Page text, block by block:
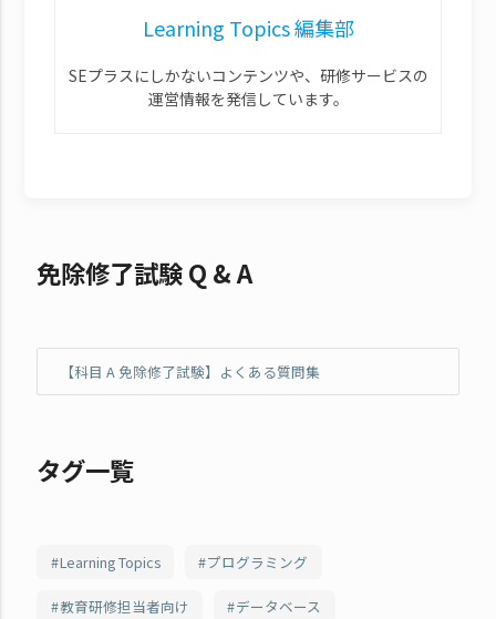
Learning Topics 編集部
SEプラスにしかないコンテンツや、研修サービスの
運営情報を発信しています。
免除修了試験 Q & A
【科目 A 免除修了試験】よくある質問集
タグ一覧
Learning Topics プログラミング
教育研修担当者向け データベース